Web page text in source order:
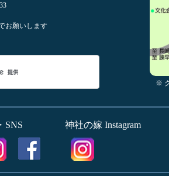
お願いします
※
SNS 神社の嫁 Instagram